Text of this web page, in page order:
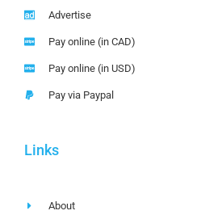
Advertise
Pay online (in CAD)
Pay online (in USD)
Pay via Paypal
Links
About